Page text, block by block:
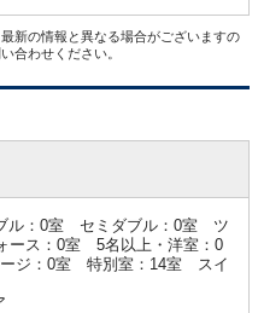
新の情報と異なる場合がございますの
合わせください。
ル：0室 セミダブル：0室 ツ
ス：0室 5名以上・洋室：0
ジ：0室 特別室：14室 スイ